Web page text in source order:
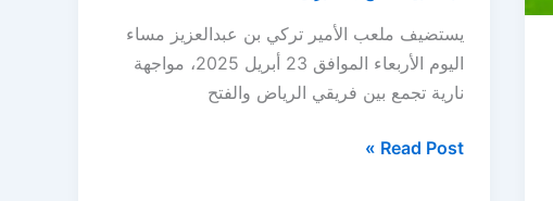
يستضيف ملعب الأمير تركي بن عبدالعزيز مساء
اليوم الأربعاء الموافق 23 أبريل 2025، مواجهة
نارية تجمع بين فريقي الرياض والفتح
مباراة
Read Post »